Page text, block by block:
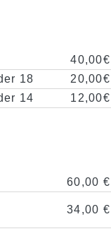
40,00€
18
20,00€
14
12,00€
60,00 €
34,00 €